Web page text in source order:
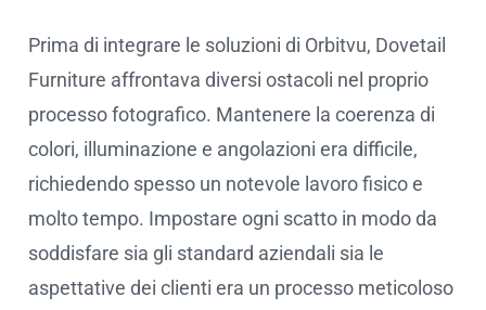
Prima di integrare le soluzioni di Orbitvu, Dovetail
Furniture affrontava diversi ostacoli nel proprio
processo fotografico. Mantenere la coerenza di
colori, illuminazione e angolazioni era difficile,
richiedendo spesso un notevole lavoro fisico e
molto tempo. Impostare ogni scatto in modo da
soddisfare sia gli standard aziendali sia le
aspettative dei clienti era un processo meticoloso